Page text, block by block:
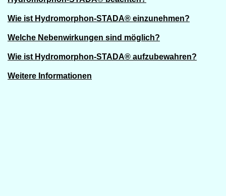
Wie ist Hydromorphon-STADA® einzunehmen?
Welche Nebenwirkungen sind möglich?
Wie ist Hydromorphon-STADA® aufzubewahren?
Weitere Informationen